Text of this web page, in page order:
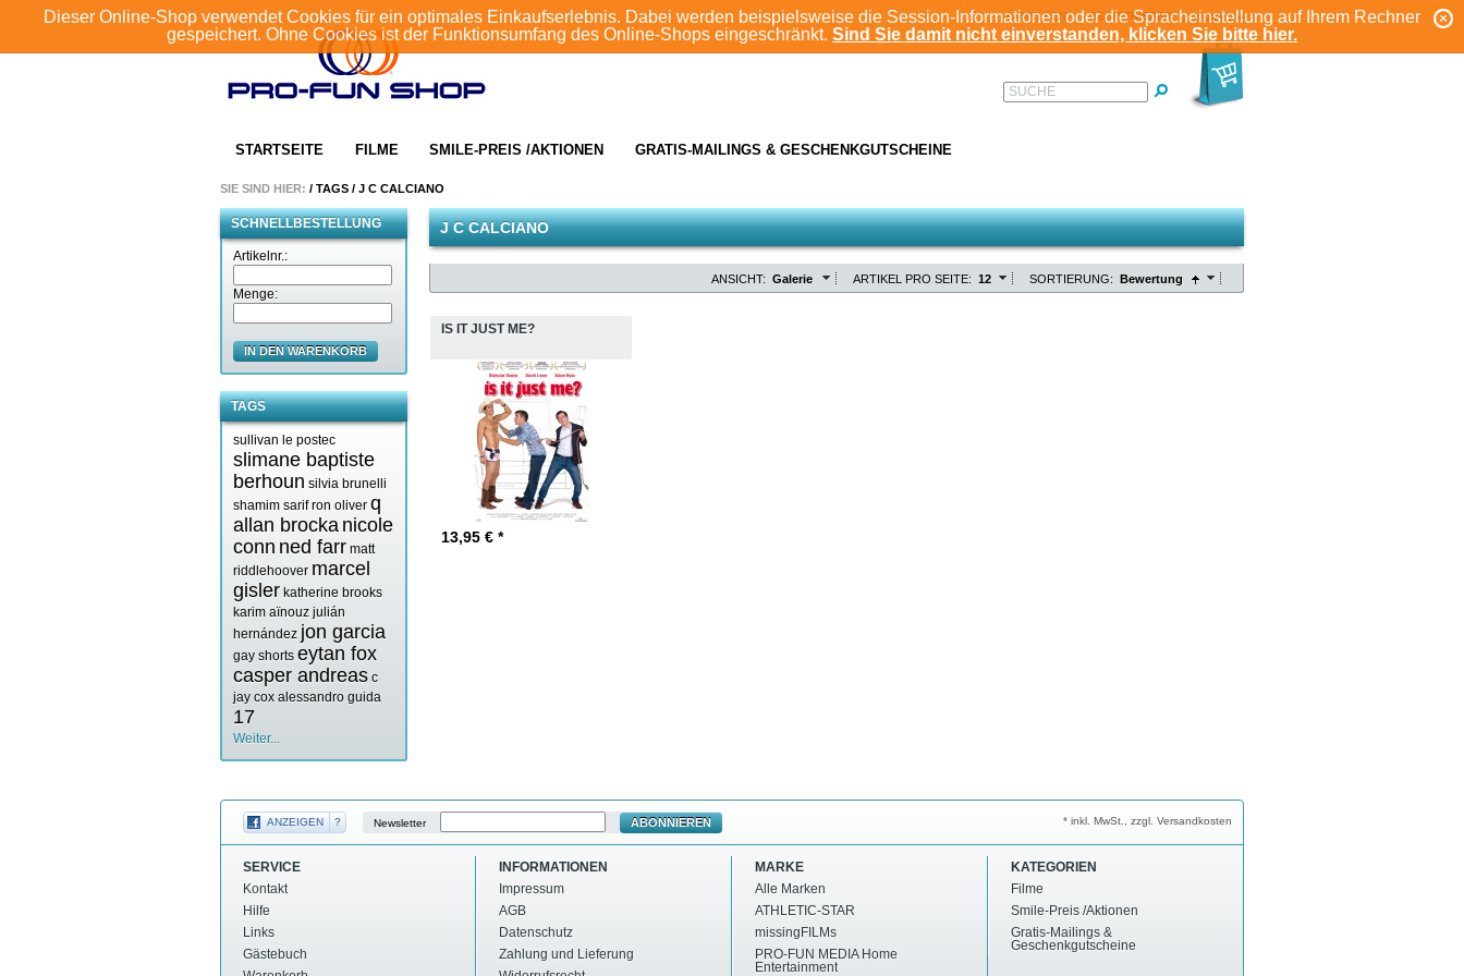
Dieser Online-Shop verwendet Cookies für ein optimales Einkaufserlebnis. Dabei werden beispielsweise die Session-Informationen oder die Spracheinstellung auf Ihrem Rechner
gespeichert. Ohne Cookies ist der Funktionsumfang des Online-Shops eingeschränkt. Sind Sie damit nicht einverstanden, klicken Sie bitte hier.
KONTO
ANMELDEN REGISTRIEREN
STARTSEITE FILME SMILE-PREIS /AKTIONEN GRATIS-MAILINGS & GESCHENKGUTSCHEINE
SUCHE
SIE SIND HIER: / TAGS / J C CALCIANO
SCHNELLBESTELLUNG
Artikelnr.:
Menge:
IN DEN WARENKORB
TAGS
sullivan le postec
slimane baptiste
berhoun silvia brunelli
shamim sarif ron oliver q
allan brocka nicole
conn ned farr matt
riddlehoover marcel
gisler katherine brooks
karim aïnouz julián
hernández jon garcia
gay shorts eytan fox
casper andreas c
jay cox alessandro guida
17
Weiter...
J C CALCIANO
SORTIERUNG: Bewertung
ARTIKEL PRO SEITE: 12
ANSICHT: Galerie
IS IT JUST ME?
13,95 € *
ANZEIGEN ? Newsletter ABONNIEREN * inkl. MwSt., zzgl. Versandkosten
SERVICE
Kontakt
Hilfe
Links
Gästebuch
INFORMATIONEN
Impressum
AGB
Datenschutz
Zahlung und Lieferung
MARKE
Alle Marken
ATHLETIC-STAR
missingFILMs
PRO-FUN MEDIA Home
Entertainment
KATEGORIEN
Filme
Smile-Preis /Aktionen
Gratis-Mailings &
Geschenkgutscheine